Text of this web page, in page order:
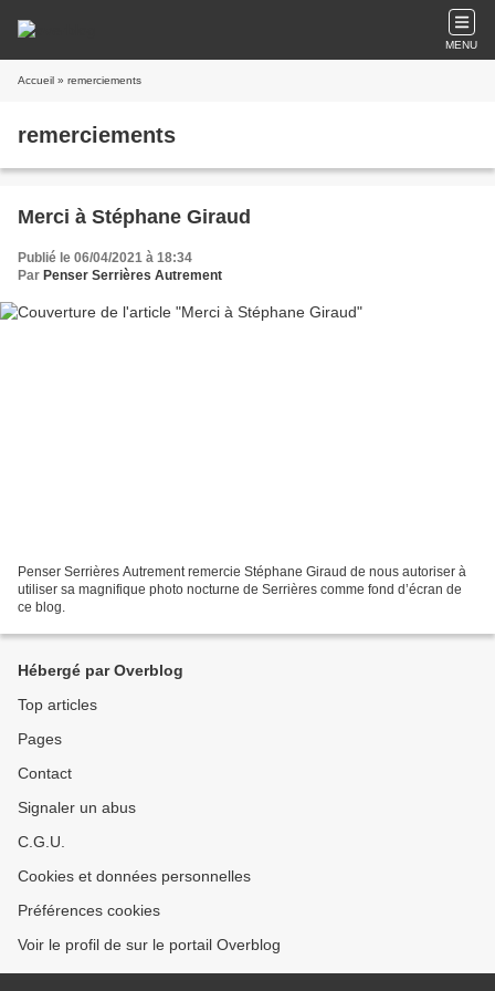
MENU
Accueil » remerciements
remerciements
Merci à Stéphane Giraud
Publié le 06/04/2021 à 18:34
Par Penser Serrières Autrement
Penser Serrières Autrement remercie Stéphane Giraud de nous autoriser à
utiliser sa magnifique photo nocturne de Serrières comme fond d’écran de
ce blog.
Hébergé par Overblog
Top articles
Pages
Contact
Signaler un abus
C.G.U.
Cookies et données personnelles
Préférences cookies
Voir le profil de sur le portail Overblog